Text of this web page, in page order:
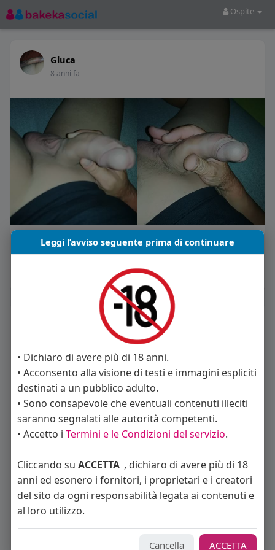
Ospite
Gluca
8 anni fa
Mi piace Commento Condividi
La gente si consiglia di rispettare
matteo
paolop Nevermore
Leggi l’avviso seguente prima di continuare
• Dichiaro di avere più di 18 anni.
• Acconsento alla visione di testi e immagini espliciti
destinati a un pubblico adulto.
• Sono consapevole che eventuali contenuti illeciti
saranno segnalati alle autorità competenti.
• Accetto i Termini e le Condizioni del servizio.
Cliccando su ACCETTA , dichiaro di avere più di 18
anni ed esonero i fornitori, i proprietari e i creatori
del sito da ogni responsabilità legata ai contenuti e
al loro utilizzo.
Cancella ACCETTA